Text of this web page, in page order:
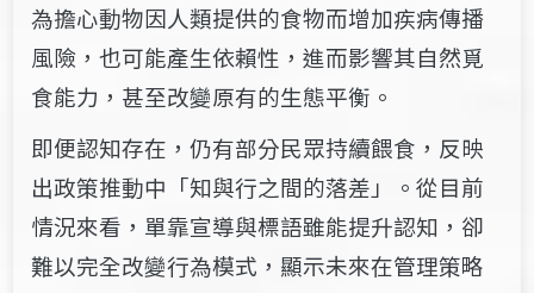
為擔心動物因人類提供的食物而增加疾病傳播
風險，也可能產生依賴性，進而影響其自然覓
食能力，甚至改變原有的生態平衡。
即便認知存在，仍有部分民眾持續餵食，反映
出政策推動中「知與行之間的落差」。從目前
情況來看，單靠宣導與標語雖能提升認知，卻
難以完全改變行為模式，顯示未來在管理策略